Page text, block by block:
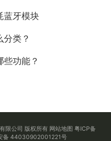
蓝牙模块
类？
功能？
限公司 版权所有 网站地图 粤ICP备
备 44030902001221号